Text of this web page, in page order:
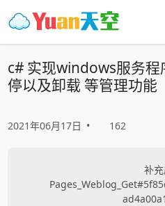
c# 实现windows服务程
停以及卸载 等管理功能
2021年06月17日 • 162
补